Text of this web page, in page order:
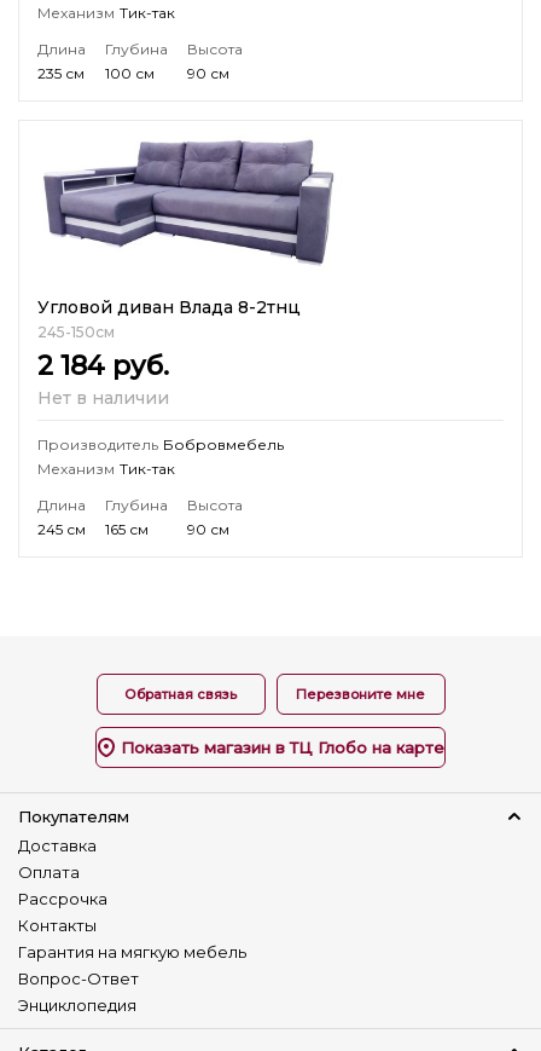
Механизм Тик-так
Длина
235 см
Глубина
100 см
Высота
90 см
Угловой диван Влада 8-2тнц
245-150см
2 184 руб.
Нет в наличии
Производитель Бобровмебель
Механизм Тик-так
Длина
245 см
Глубина
165 см
Высота
90 см
Обратная связь Перезвоните мне
Показать магазин в ТЦ Глобо на карте
Покупателям
Доставка
Оплата
Рассрочка
Контакты
Гарантия на мягкую мебель
Вопрос-Ответ
Энциклопедия